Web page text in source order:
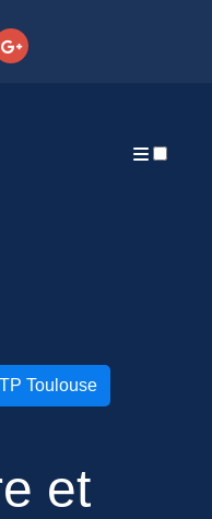
Toulouse
et